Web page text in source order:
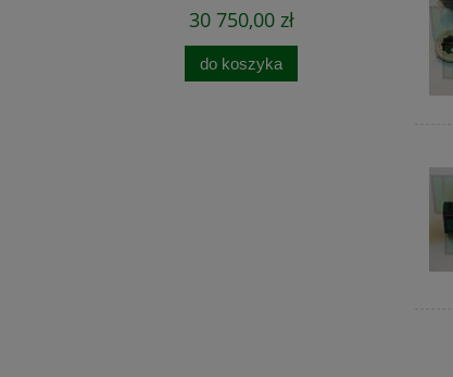
30 750,00 zł
do koszyka